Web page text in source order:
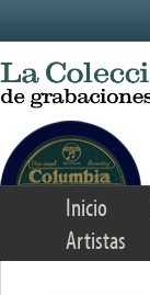
Inicio
Artistas